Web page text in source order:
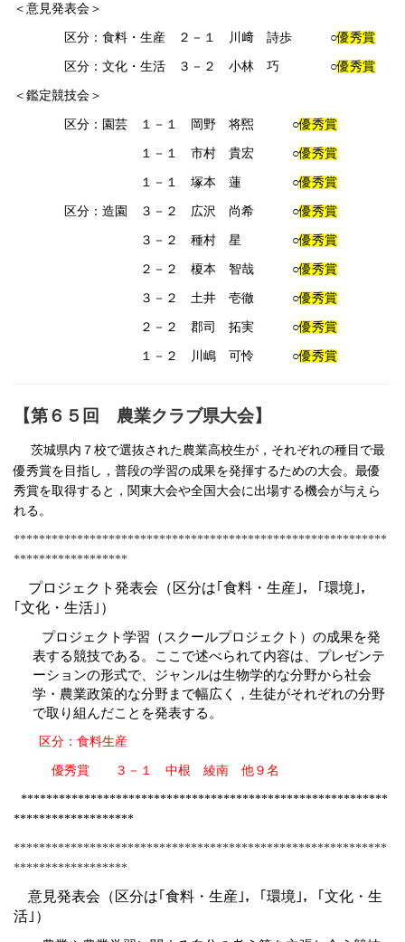
＜意見発表会＞
区分：食料・生産 ２－１ 川﨑 詩歩 ○優秀賞
区分：文化・生活 ３－２ 小林 巧 ○優秀賞
＜鑑定競技会＞
区分：園芸 １－１ 岡野 将煕 ○優秀賞
１－１ 市村 貴宏 ○優秀賞
１－１ 塚本 蓮 ○優秀賞
区分：造園 ３－２ 広沢 尚希 ○優秀賞
３－２ 種村 星 ○優秀賞
２－２ 榎本 智哉 ○優秀賞
３－２ 土井 壱徹 ○優秀賞
２－２ 郡司 拓実 ○優秀賞
１－２ 川嶋 可怜 ○優秀賞
【第６５回 農業クラブ県大会】
茨城県内７校で選抜された農業高校生が，それぞれの種目で最
優秀賞を目指し，普段の学習の成果を発揮するための大会。最優
秀賞を取得すると，関東大会や全国大会に出場する機会が与えら
れる。
***********************************************************
******************
プロジェクト発表会（区分は｢食料・生産｣，｢環境｣，
｢文化・生活｣）
プロジェクト学習（スクールプロジェクト）の成果を発
表する競技である。ここで述べられて内容は、プレゼンテ
ーションの形式で、ジャンルは生物学的な分野から社会
学・農業政策的な分野まで幅広く，生徒がそれぞれの分野
で取り組んだことを発表する。
区分：食料生産
優秀賞 ３－１ 中根 綾南 他９名
**********************************************************
*******************
***********************************************************
******************
意見発表会（区分は｢食料・生産｣，｢環境｣，｢文化・生
活｣）